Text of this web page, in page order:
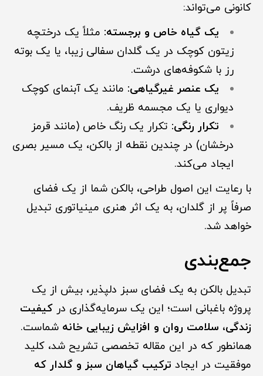
کانونی می‌تواند:
یک گیاه خاص و برجسته: مثلاً یک درختچه
زیتون کوچک در یک گلدان سفالی زیبا، یا یک بوته
رز با شکوفه‌های درشت.
یک عنصر غیرگیاهی: مانند یک آبنمای کوچک
دیواری یا یک مجسمه ظریف.
تکرار رنگی: تکرار یک رنگ خاص (مانند قرمز
درخشان) در چندین نقطه از بالکن، یک مسیر بصری
ایجاد می‌کند.
با رعایت این اصول طراحی، بالکن شما از یک فضای
صرفاً پر از گلدان، به یک اثر هنری مینیاتوری تبدیل
خواهد شد.
جمع‌بندی
تبدیل بالکن به یک فضای سبز دلپذیر، بیش از یک
پروژه باغبانی است؛ این یک سرمایه‌گذاری در کیفیت
زندگی، سلامت روان و افزایش زیبایی خانه شماست.
همانطور که در این مقاله تخصصی تشریح شد، کلید
موفقیت در ایجاد ترکیب گیاهان سبز و گلدار که